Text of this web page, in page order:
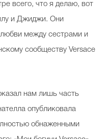
всего, что я делаю, вот
и Джиджи. Они
между сестрами и
сообществу Versace
нам лишь часть
опубликовала
обнаженными